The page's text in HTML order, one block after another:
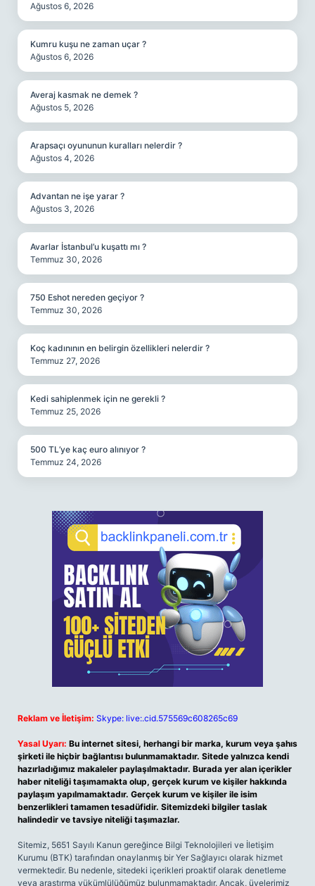
Ağustos 6, 2026
Kumru kuşu ne zaman uçar ?
Ağustos 6, 2026
Averaj kasmak ne demek ?
Ağustos 5, 2026
Arapsaçı oyununun kuralları nelerdir ?
Ağustos 4, 2026
Advantan ne işe yarar ?
Ağustos 3, 2026
Avarlar İstanbul’u kuşattı mı ?
Temmuz 30, 2026
750 Eshot nereden geçiyor ?
Temmuz 30, 2026
Koç kadınının en belirgin özellikleri nelerdir ?
Temmuz 27, 2026
Kedi sahiplenmek için ne gerekli ?
Temmuz 25, 2026
500 TL’ye kaç euro alınıyor ?
Temmuz 24, 2026
Reklam ve İletişim: Skype: live:.cid.575569c608265c69
Yasal Uyarı: Bu internet sitesi, herhangi bir marka, kurum veya şahıs
şirketi ile hiçbir bağlantısı bulunmamaktadır. Sitede yalnızca kendi
hazırladığımız makaleler paylaşılmaktadır. Burada yer alan içerikler
haber niteliği taşımamakta olup, gerçek kurum ve kişiler hakkında
paylaşım yapılmamaktadır. Gerçek kurum ve kişiler ile isim
benzerlikleri tamamen tesadüfidir. Sitemizdeki bilgiler taslak
halindedir ve tavsiye niteliği taşımazlar.
Sitemiz, 5651 Sayılı Kanun gereğince Bilgi Teknolojileri ve İletişim
Kurumu (BTK) tarafından onaylanmış bir Yer Sağlayıcı olarak hizmet
vermektedir. Bu nedenle, sitedeki içerikleri proaktif olarak denetleme
veya araştırma yükümlülüğümüz bulunmamaktadır. Ancak, üyelerimiz